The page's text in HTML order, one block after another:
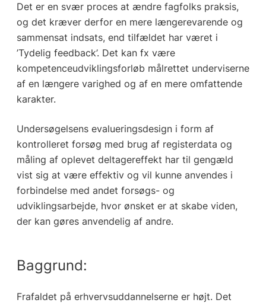
Det er en svær proces at ændre fagfolks praksis,
og det kræver derfor en mere længerevarende og
sammensat indsats, end tilfældet har været i
’Tydelig feedback’. Det kan fx være
kompetenceudviklingsforløb målrettet underviserne
af en længere varighed og af en mere omfattende
karakter.
Undersøgelsens evalueringsdesign i form af
kontrolleret forsøg med brug af registerdata og
måling af oplevet deltagereffekt har til gengæld
vist sig at være effektiv og vil kunne anvendes i
forbindelse med andet forsøgs- og
udviklingsarbejde, hvor ønsket er at skabe viden,
der kan gøres anvendelig af andre.
Baggrund:
Frafaldet på erhvervsuddannelserne er højt. Det